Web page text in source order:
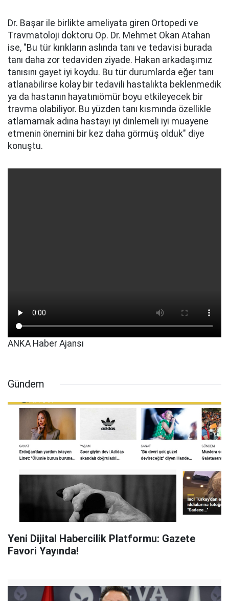
Dr. Başar ile birlikte ameliyata giren Ortopedi ve
Travmatoloji doktoru Op. Dr. Mehmet Okan Atahan
ise, "Bu tür kırıkların aslında tanı ve tedavisi burada
tanı daha zor tedaviden ziyade. Hakan arkadaşımız
tanısını gayet iyi koydu. Bu tür durumlarda eğer tanı
atlanabilirse kolay bir tedavili hastalıkta beklenmedik
ya da hastanın hayatınıömür boyu etkileyecek bir
travma olabiliyor. Bu yüzden tanı kısmında özellikle
atlamamak adına hastayı iyi dinlemeli iyi muayene
etmenin önemini bir kez daha görmüş olduk" diye
konuştu.
ANKA Haber Ajansı
Gündem
Yeni Dijital Habercilik Platformu: Gazete
Favori Yayında!